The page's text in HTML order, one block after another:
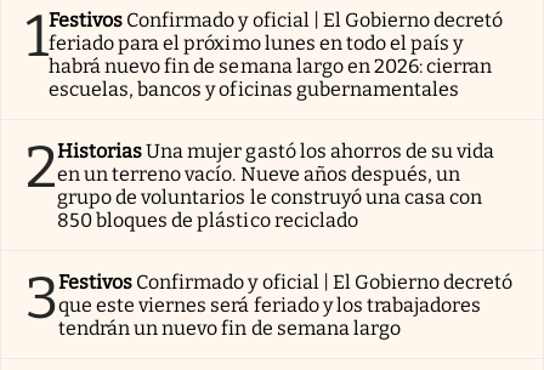
1Festivos Confirmado y oficial | El Gobierno decretó
feriado para el próximo lunes en todo el país y
habrá nuevo fin de semana largo en 2026: cierran
escuelas, bancos y oficinas gubernamentales
2HistoriasUna mujer gastó los ahorros de su vida
en un terreno vacío. Nueve años después, un
grupo de voluntarios le construyó una casa con
850 bloques de plástico reciclado
3Festivos Confirmado y oficial | El Gobierno decretó
que este viernes será feriado y los trabajadores
tendrán un nuevo fin de semana largo